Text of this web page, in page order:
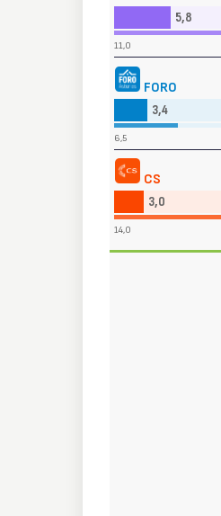
5,8
11,0
FORO
3,4
6,5
CS
3,0
14,0